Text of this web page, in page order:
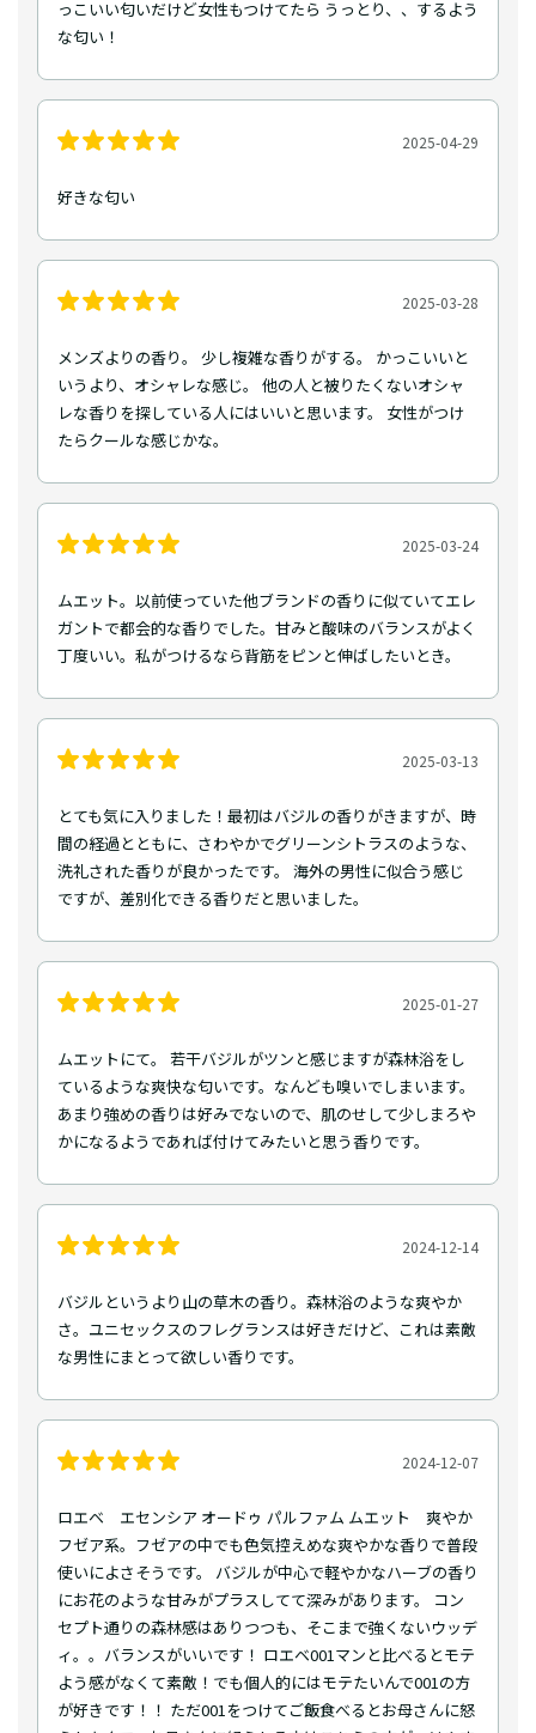
っこいい匂いだけど女性もつけてたら うっとり、、するよう
な匂い！
2025-04-29
好きな匂い
2025-03-28
メンズよりの香り。 少し複雑な香りがする。 かっこいいと
いうより、オシャレな感じ。 他の人と被りたくないオシャ
レな香りを探している人にはいいと思います。 女性がつけ
たらクールな感じかな。
2025-03-24
ムエット。以前使っていた他ブランドの香りに似ていてエレ
ガントで都会的な香りでした。甘みと酸味のバランスがよく
丁度いい。私がつけるなら背筋をピンと伸ばしたいとき。
2025-03-13
とても気に入りました！最初はバジルの香りがきますが、時
間の経過とともに、さわやかでグリーンシトラスのような、
洗礼された香りが良かったです。 海外の男性に似合う感じ
ですが、差別化できる香りだと思いました。
2025-01-27
ムエットにて。 若干バジルがツンと感じますが森林浴をし
ているような爽快な匂いです。なんども嗅いでしまいます。
あまり強めの香りは好みでないので、肌のせして少しまろや
かになるようであれば付けてみたいと思う香りです。
2024-12-14
バジルというより山の草木の香り。森林浴のような爽やか
さ。ユニセックスのフレグランスは好きだけど、これは素敵
な男性にまとって欲しい香りです。
2024-12-07
ロエベ エセンシア オードゥ パルファム ムエット 爽やか
フゼア系。フゼアの中でも色気控えめな爽やかな香りで普段
使いによさそうです。 バジルが中心で軽やかなハーブの香り
にお花のような甘みがプラスしてて深みがあります。 コン
セプト通りの森林感はありつつも、そこまで強くないウッデ
ィ。。バランスがいいです！ ロエベ001マンと比べるとモテ
よう感がなくて素敵！でも個人的にはモテたいんで001の方
が好きです！！ ただ001をつけてご飯食べるとお母さんに怒